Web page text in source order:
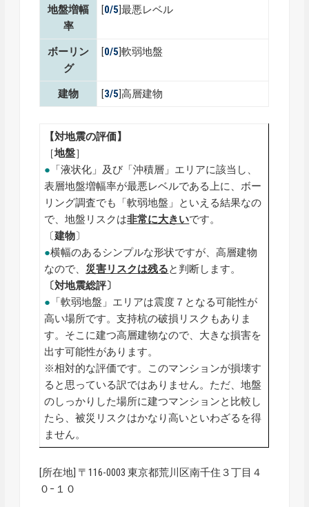
地盤増幅
率
[0/5]最悪レベル
ボーリン
グ
[0/5]軟弱地盤
建物 [3/5]高層建物
【対地震の評価】
［地盤］
● 「液状化」及び「沖積層」エリアに該当し、
表層地盤増幅率が最悪レベルである上に、ボー
リング調査でも「軟弱地盤」といえる結果なの
で、地盤リスクは非常に大きいです。
〔建物〕
●横幅のあるシンプルな形状ですが、高層建物
なので、 災害リスクは残ると判断します。
〔対地震総評〕
● 「軟弱地盤」エリアは震度７となる可能性が
高い場所です。支持杭の破損リスクもありま
す。そこに建つ高層建物なので、大きな損害を
出す可能性があります。
※相対的な評価です。このマンションが損壊す
ると思っている訳ではありません。ただ、地盤
のしっかりした場所に建つマンションと比較し
たら、被災リスクはかなり高いといわざるを得
ません。
[所在地] 〒116-0003 東京都荒川区南千住３丁目４
０−１０